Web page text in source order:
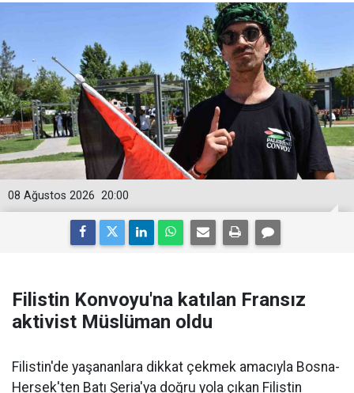
20:00
08 Ağustos 2026
Filistin Konvoyu'na katılan Fransız
aktivist Müslüman oldu
Filistin'de yaşananlara dikkat çekmek amacıyla Bosna-
Hersek'ten Batı Şeria'ya doğru yola çıkan Filistin